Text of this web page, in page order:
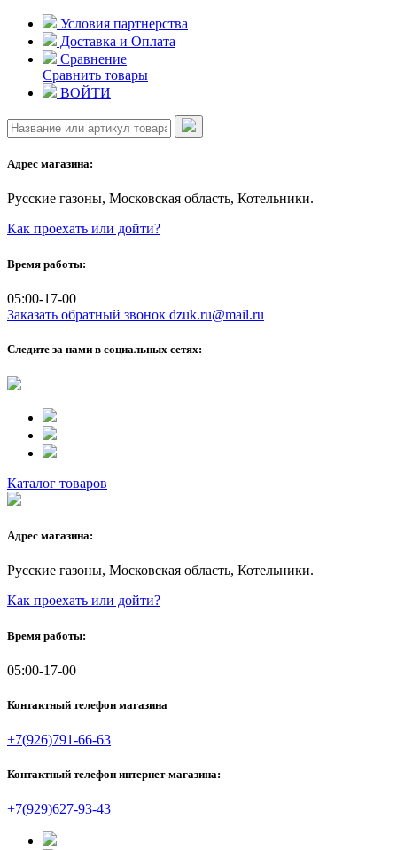
Skip
content
Условия партнерства
Доставка и Оплата
Сравнение
Сравнить товары
ВОЙТИ
Адрес магазина:
Русские газоны, Московская область, Котельники.
Как проехать или дойти?
Время работы:
05:00-17-00
Заказать обратный звонок dzuk.ru@mail.ru
Следите за нами в социальных сетях:
Каталог товаров
Адрес магазина:
Русские газоны, Московская область, Котельники.
Как проехать или дойти?
Время работы:
05:00-17-00
Контактный телефон магазина
+7(926)791-66-63
Контактный телефон интернет-магазина:
+7(929)627-93-43